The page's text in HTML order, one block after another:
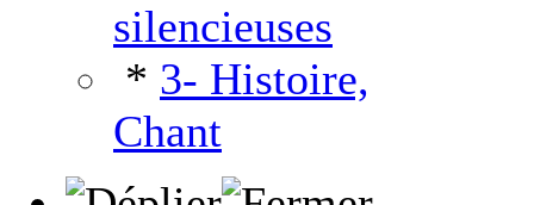
silencieuses
* 3- Histoire,
Chant